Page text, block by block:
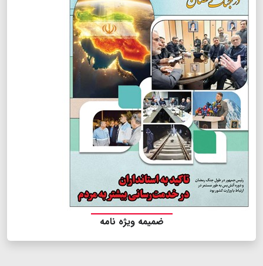
ضمیمه ویژه نامه